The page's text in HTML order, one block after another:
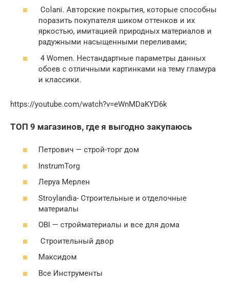
Colani. Авторские покрытия, которые способны
поразить покупателя шиком оттенков и их
яркостью, имитацией природных материалов и
радужными насыщенными переливами;
4 Women. Нестандартные параметры данных
обоев с отличными картинками на тему гламура
и классики.
https://youtube.com/watch?v=eWnMDaKYD6k
ТОП 9 магазинов, где я выгодно закупаюсь
Петрович — строй-торг дом
InstrumTorg
Леруа Мерлен
Stroylandia- Строительные и отделочные
материалы
OBI — стройматериалы и все для дома
Строительный двор
Максидом
Все Инструменты